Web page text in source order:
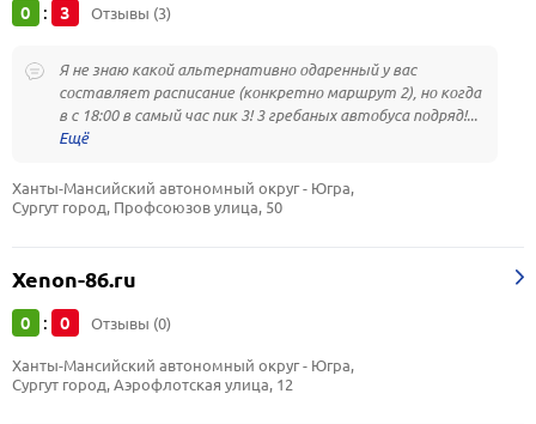
0 : 3 Отзывы (3)
Я не знаю какой альтернативно одаренный у вас
составляет расписание (конкретно маршрут 2), но когда
в с 18:00 в самый час пик 3! 3 гребаных автобуса подряд!...
Ханты-Мансийский автономный округ - Югра,
Сургут город, Профсоюзов улица, 50
Xenon-86.ru
0 : 0 Отзывы (0)
Ханты-Мансийский автономный округ - Югра,
Сургут город, Аэрофлотская улица, 12